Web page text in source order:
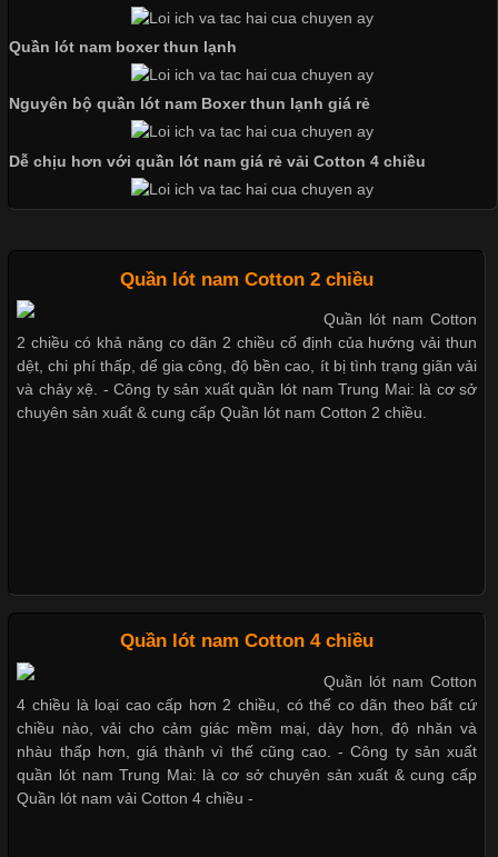
Cập nhật 2026-07-07 15:54:44
Trong lĩnh vực may mặc, chất liệu vải luôn là yếu tố quyết định
đến chất lượng sản phẩm và mức độ hài lòng của khách hàng.
Đối với những đơn vị kinh doanh áo thun đồng phục hay đồ lót
nam, việc lựa chọn đúng loại vải sẽ giúp nâng cao giá trị sản
Tìm Hiểu Các Kiểu Cổ Áo Thun Được Ưa Chuộng Trong
Ngành Thời Trang
Những Mẫu Áo Thun Đồng Phục Công Ty Được Ưa
Chuộng Hiện Nay
Cập nhật 2026-06-01 14:23:34
Quần lót nam boxer thun lạnh
Nguyên bộ quần lót nam Boxer thun lạnh giá rẻ
Dễ chịu hơn với quần lót nam giá rẻ vải Cotton 4 chiều
Quần lót nam Cotton 2 chiều
Quần lót nam Cotton
2 chiều có khả năng co dãn 2 chiều cố định của hướng vải thun
dệt, chi phí thấp, dể gia công, độ bền cao, ít bị tình trạng giãn vải
và chảy xệ. - Công ty sản xuất quần lót nam Trung Mai: là cơ sở
chuyên sản xuất & cung cấp Quần lót nam Cotton 2 chiều.
Quần lót nam Cotton 4 chiều
Quần lót nam Cotton
4 chiều là loại cao cấp hơn 2 chiều, có thể co dãn theo bất cứ
chiều nào, vải cho cảm giác mềm mại, dày hơn, độ nhăn và
nhàu thấp hơn, giá thành vì thế cũng cao. - Công ty sản xuất
quần lót nam Trung Mai: là cơ sở chuyên sản xuất & cung cấp
Quần lót nam vải Cotton 4 chiều -